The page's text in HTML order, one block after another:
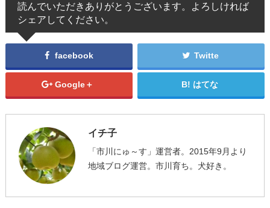
読んでいただきありがとうございます。よろしければ
シェアしてください。
facebook Twitte
Google＋ はてな
イチ子
「市川にゅ～す」運営者。2015年9月より
地域ブログ運営。市川育ち。犬好き。